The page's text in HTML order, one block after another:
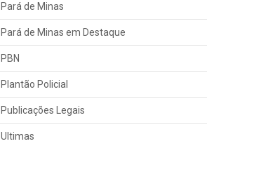
Pará de Minas
Pará de Minas em Destaque
PBN
Plantão Policial
Publicações Legais
Ultimas